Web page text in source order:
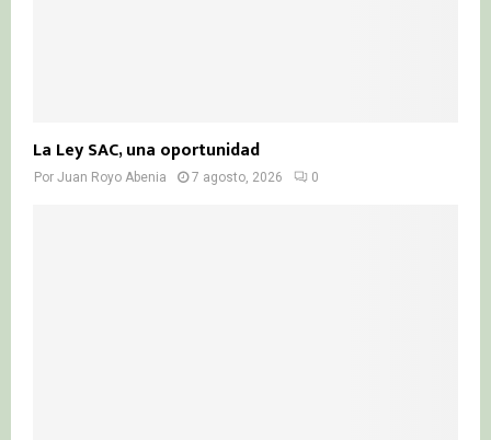
La Ley SAC, una oportunidad
Por Juan Royo Abenia 7 agosto, 2026 0